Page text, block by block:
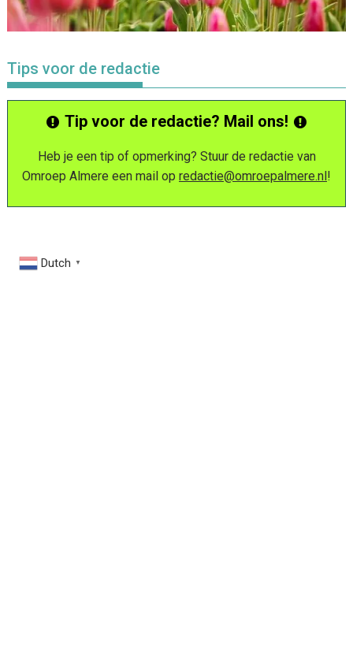
Tips voor de redactie
Tip voor de redactie? Mail ons!
Heb je een tip of opmerking? Stuur de redactie van
Omroep Almere een mail op redactie@omroepalmere.nl!
Dutch ▼